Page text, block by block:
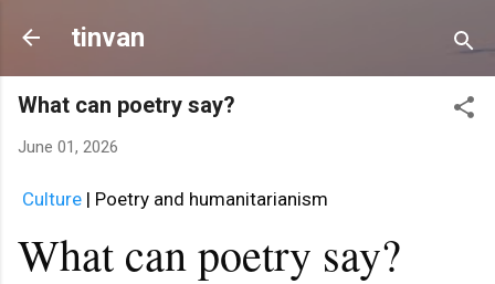
tinvan
What can poetry say?
June 01, 2026
Culture | Poetry and humanitarianism
What can poetry say?